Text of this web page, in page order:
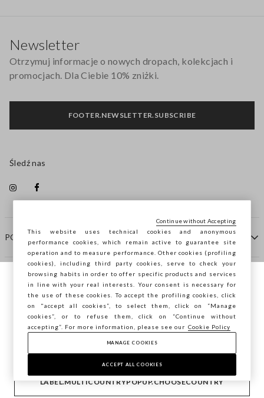
POMOC
FIRMA
KONTAKTY
Newsletter
Otrzymuj informacje o nowych dropach, kolekcjach i
promocjach. Dla Ciebie 10% zniżki.
FOOTER.NEWSLETTER.SUBSCRIBE
Śledź nas
Copyright © Ovs S.p.A. P.Iva 04240010274 - Cap. Soc.
290.923.470 -2.4.0
Przeglądasz STEFANEL Italia, chcesz
zapisać swoją lokalizację?
POTWIERDŹ
LABEL.MULTICOUNTRYPOPUP.CHOOSECOUNTRY
footer.item.country Polska
This website uses technical cookies and anonymous
performance cookies, which remain active to guarantee site
operation and to measure performance. Other cookies (profiling
cookies), including third party cookies, serve to check your
browsing habits in order to offer specific products and services
in line with your real interests. Your consent is necessary for
the use of these cookies. To accept the profiling cookies, click
on "accept all cookies”, to select them, click on “Manage
cookies”, or to refuse them, click on “Continue without
accepting”. For more information, please see our Cookie Policy
MANAGE COOKIES
ACCEPT ALL COOKIES
Continue without Accepting